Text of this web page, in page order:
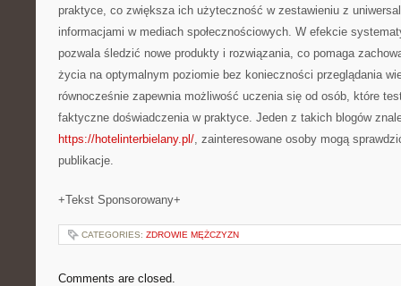
praktyce, co zwiększa ich użyteczność w zestawieniu z
informacjami w mediach społecznościowych. W efekcie
pozwala śledzić nowe produkty i rozwiązania, co pomaga
życia na optymalnym poziomie bez konieczności przeglądania
równocześnie zapewnia możliwość uczenia się od osób, które
faktyczne doświadczenia w praktyce. Jeden z takich blogów
https://hotelinterbielany.pl/, zainteresowane osoby mogą
publikacje.
+Tekst Sponsorowany+
CATEGORIES: ZDROWIE MĘŻCZYZN
Comments are closed.